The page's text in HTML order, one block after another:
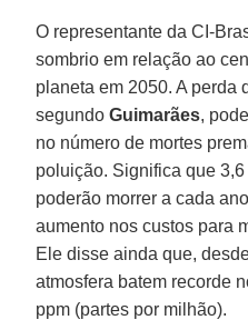
O representante da CI-
sombrio em relação ao
planeta em 2050. A perda
segundoGuimarães,
no número de mortes
poluição. Significa que
poderão morrer a cada
aumento nos custos para
Ele disse ainda que,
atmosfera batem recorde
ppm (partes por milhão).